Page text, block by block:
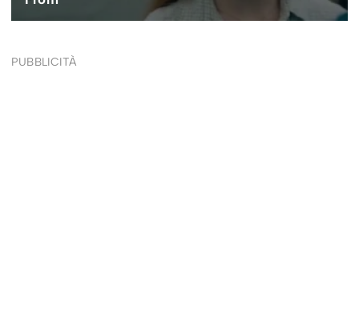
PUBBLICITÀ